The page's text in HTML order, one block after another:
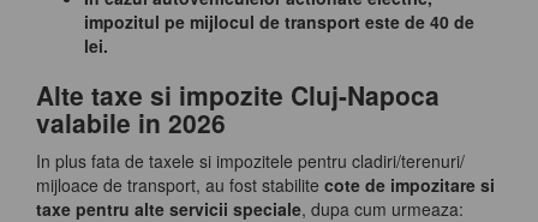
impozitul pe mijlocul de transport este de 40 de
lei.
Alte taxe si impozite Cluj-Napoca
valabile in 2026
In plus fata de taxele si impozitele pentru cladiri/terenuri/
mijloace de transport, au fost stabilite cote de impozitare si
taxe pentru alte servicii speciale, dupa cum urmeaza: